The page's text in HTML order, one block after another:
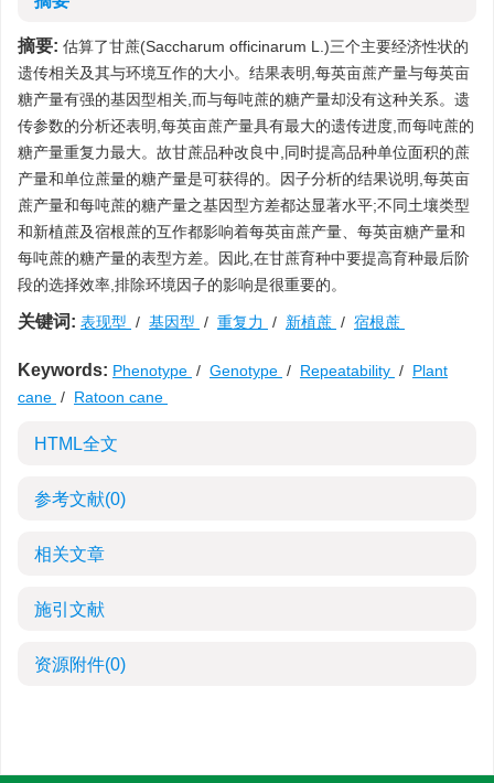
摘要: 估算了甘蔗(Saccharum officinarum L.)三个主要经济性状的
遗传相关及其与环境互作的大小。结果表明,每英亩蔗产量与每英亩
糖产量有强的基因型相关,而与每吨蔗的糖产量却没有这种关系。遗
传参数的分析还表明,每英亩蔗产量具有最大的遗传进度,而每吨蔗的
糖产量重复力最大。故甘蔗品种改良中,同时提高品种单位面积的蔗
产量和单位蔗量的糖产量是可获得的。因子分析的结果说明,每英亩
蔗产量和每吨蔗的糖产量之基因型方差都达显著水平;不同土壤类型
和新植蔗及宿根蔗的互作都影响着每英亩蔗产量、每英亩糖产量和
每吨蔗的糖产量的表型方差。因此,在甘蔗育种中要提高育种最后阶
段的选择效率,排除环境因子的影响是很重要的。
关键词: 表现型 / 基因型 / 重复力 / 新植蔗 / 宿根蔗
Keywords: Phenotype / Genotype / Repeatability / Plant
cane / Ratoon cane
HTML全文
参考文献(0)
相关文章
施引文献
资源附件(0)